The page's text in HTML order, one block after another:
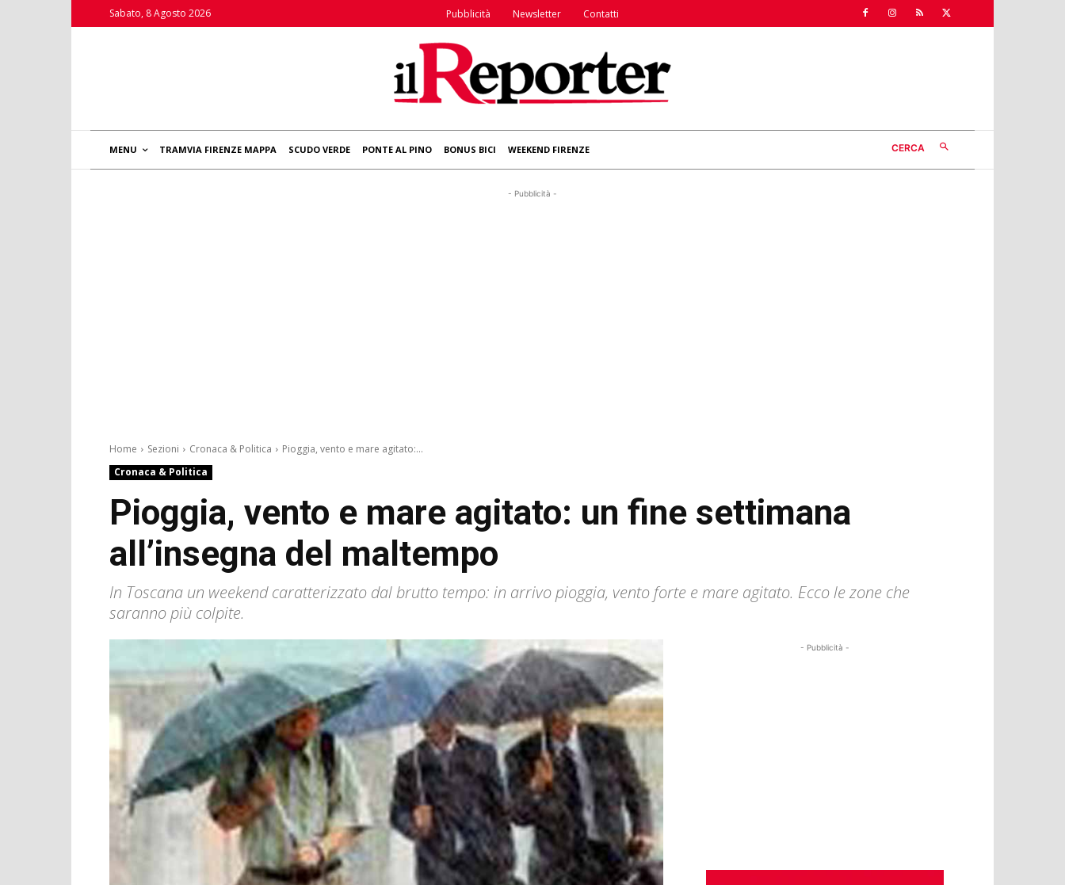
Sabato, 8 Agosto 2026 Pubblicità Newsletter Contatti
MENU TRAMVIA FIRENZE MAPPA SCUDO VERDE PONTE AL PINO BONUS BICI WEEKEND FIRENZE CERCA
- Pubblicità -
Home Sezioni Cronaca & Politica
Pioggia, vento e mare agitato:...
Cronaca & Politica
Pioggia, vento e mare agitato: un fine settimana
all’insegna del maltempo
In Toscana un weekend caratterizzato dal brutto tempo: in arrivo pioggia, vento forte e mare agitato. Ecco le zone che
saranno più colpite.
- Pubblicità -